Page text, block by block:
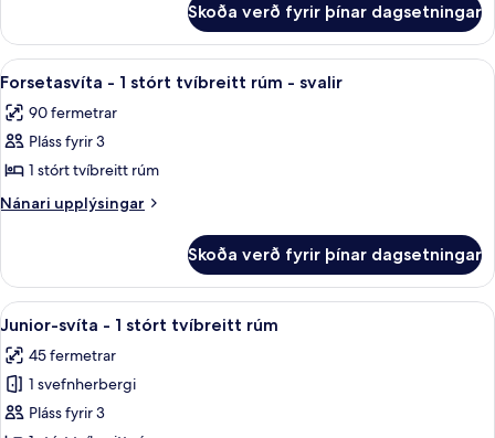
tvíbreitt
rúm
herbergi
1
tvíbreitt
rúm
Skoða verð fyrir þínar dagsetningar
Skoða
allar
myndir
fyrir
Forsetasvíta
-
tvíbreitt
rúm
-
svalir
Forsetasvíta - 1 stórt tvíbreitt rúm -
5
Forsetasvíta - 1 stórt tvíbreitt rúm - svalir
90 fermetrar
Pláss fyrir 3
1 stórt tvíbreitt rúm
Nánari upplýsingar
Nánari
-
stórt
rúm
svalir
Skoða verð fyrir þínar dagsetningar
Skoða
allar
myndir
fyrir
Junior-
Junior-svíta - 1 stórt tvíbreitt rúm |
5
Junior-svíta - 1 stórt tvíbreitt rúm
45 fermetrar
1 svefnherbergi
Pláss fyrir 3